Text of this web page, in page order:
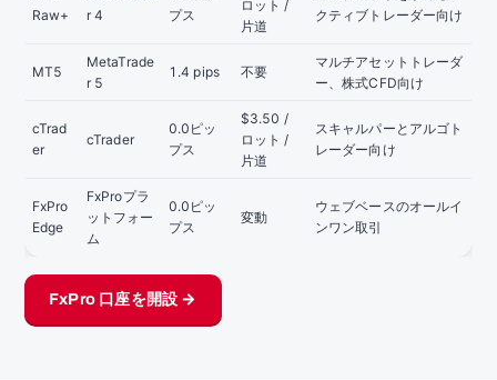
Raw+
r 4
プス
ロット /
片道
クティブトレーダー向け
MT5
MetaTrade
r 5
1.4 pips 不要
マルチアセットトレーダ
ー、株式CFD向け
cTrad
er
cTrader
0.0ピッ
プス
$3.50 /
ロット /
片道
スキャルパーとアルゴト
レーダー向け
FxPro
Edge
FxProプラ
ットフォー
ム
0.0ピッ
プス
変動
ウェブベースのオールイ
ンワン取引
FxPro 口座を開設 →